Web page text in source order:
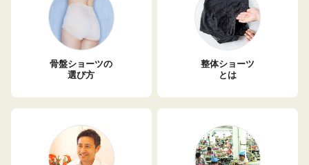
骨盤ショーツの
選び方
整体ショーツ
とは